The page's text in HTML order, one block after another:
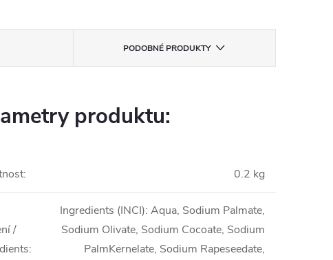
PODOBNÉ PRODUKTY
produktu:
: 0.2 kg
/
:
Ingredients (INCI): Aqua, Sodium Palmate,
Sodium Olivate, Sodium Cocoate, Sodium
PalmKernelate, Sodium Rapeseedate,